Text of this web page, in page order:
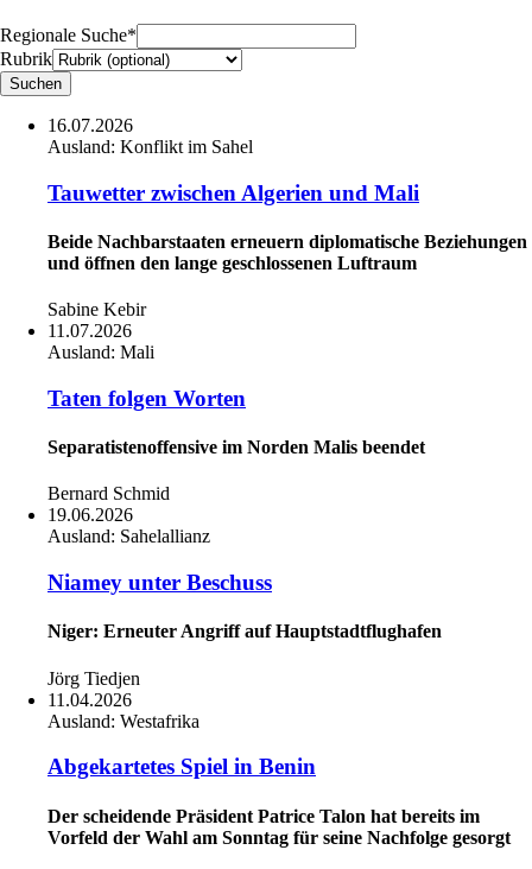
Regionale Suche*
Rubrik
16.07.2026
Ausland: Konflikt im Sahel
Tauwetter zwischen Algerien und Mali
Beide Nachbarstaaten erneuern diplomatische Beziehungen
und öffnen den lange geschlossenen Luftraum
Sabine Kebir
11.07.2026
Ausland: Mali
Taten folgen Worten
Separatistenoffensive im Norden Malis beendet
Bernard Schmid
19.06.2026
Ausland: Sahelallianz
Niamey unter Beschuss
Niger: Erneuter Angriff auf Hauptstadtflughafen
Jörg Tiedjen
11.04.2026
Ausland: Westafrika
Abgekartetes Spiel in Benin
Der scheidende Präsident Patrice Talon hat bereits im
Vorfeld der Wahl am Sonntag für seine Nachfolge gesorgt